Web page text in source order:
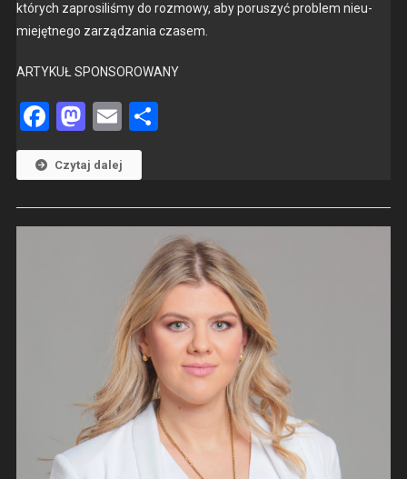
których zaprosil­iśmy do roz­mowy, aby poruszyć prob­lem nieu­
miejęt­nego zarządza­nia cza­sem.
ARTYKUŁ SPONSOROWANY
Facebook
Mastodon
EmailShare
Czytaj dalej